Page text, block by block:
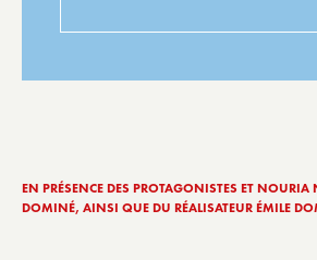
EN PRÉSENCE DES PROTAGONISTES ET NOURIA
DOMINÉ, AINSI QUE DU RÉALISATEUR ÉMILE